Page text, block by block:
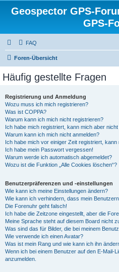
Geospector GPS-
GPS-
FAQ
Foren-Übersicht
Häufig gestellte Fragen
Registrierung und Anmeldung
Wozu muss ich mich registrieren?
Was ist COPPA?
Warum kann ich mich nicht registrieren?
Ich habe mich registriert, kann mich aber nicht
Warum kann ich mich nicht anmelden?
Ich habe mich vor einiger Zeit registriert,
Ich habe mein Passwort vergessen!
Warum werde ich automatisch abgemeldet?
Wozu ist die Funktion „Alle Cookies löschen“?
Benutzerpräferenzen und -einstellungen
Wie kann ich meine Einstellungen ändern?
Wie kann ich verhindern, dass mein
Die Forenuhr geht falsch!
Ich habe die Zeitzone eingestellt, aber die
Meine Sprache steht auf diesem Board nicht
Was sind das für Bilder, die bei meinem
Wie verwende ich einen Avatar?
Was ist mein Rang und wie kann ich ihn
Wenn ich bei einem Benutzer auf den E-Mail-
anzumelden.